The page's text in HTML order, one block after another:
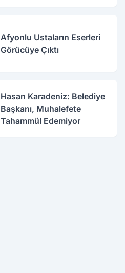
Afyonlu Ustaların Eserleri
Görücüye Çıktı
Hasan Karadeniz: Belediye
Başkanı, Muhalefete
Tahammül Edemiyor